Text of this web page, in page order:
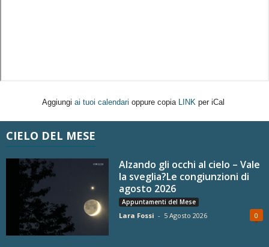
Aggiungi ai tuoi calendari oppure copia LINK per iCal
CIELO DEL MESE
Alzando gli occhi al cielo – Vale
la sveglia?Le congiunzioni di
agosto 2026
Appuntamenti del Mese
Lara Fossi - 5 Agosto 2026 0